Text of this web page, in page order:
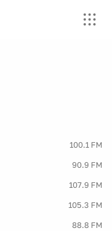
100.1 FM
90.9 FM
107.9 FM
105.3 FM
88.8 FM